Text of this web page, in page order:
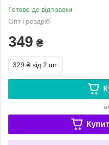
Готово до відправки
Опт і роздріб
349 ₴
329 ₴ від 2 шт.